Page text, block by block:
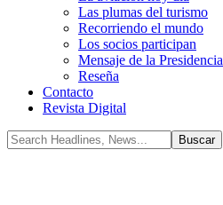
Las plumas del turismo
Recorriendo el mundo
Los socios participan
Mensaje de la Presidencia
Reseña
Contacto
Revista Digital